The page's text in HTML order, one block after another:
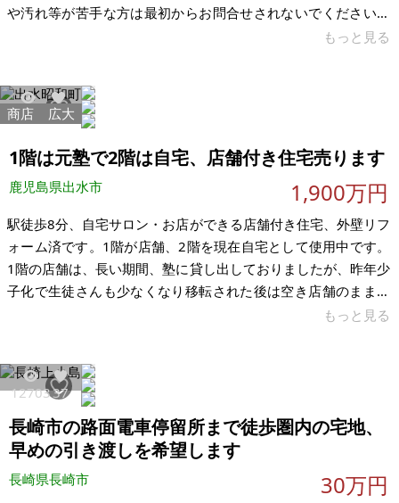
や汚れ等が苦手な方は最初からお問合せされないでください。
一昨年まで使用していましたが現在空き家です。即時、現状で
物込みで下記価格で投げ売りしますので建物は「おまけ」とお
考えください。内見の立会はできませんので、各自で現地内見
をお願い致します。 【物件概要】※古屋付土地 場所：長崎県佐
世保市若葉町 土地：155.0
もっと見る
3083 12
商店 広大
1階は元塾で2階は自宅、店舗付き住宅売ります
鹿児島県出水市 1,900万円
駅徒歩8分、自宅サロン・お店ができる店舗付き住宅、外壁リフ
ォーム済です。1階が店舗、2階を現在自宅として使用中です。
1階の店舗は、長い期間、塾に貸し出しておりましたが、昨年少
子化で生徒さんも少なくなり移転された後は空き店舗のままで
す。自宅も今後は他県へ転出予定ですので、1棟まるごとお譲り
物は築36年ですが、外壁はR5年9月にリフォーム済。198.34㎡
の2階建てです。自宅サロンを始めたい方、家賃を抑えて開業し
たい方、地方でゆったり仕事をしたい方、そんな方にぴったり
の物件です。引
もっと見る
1270337
長崎市の路面電車停留所まで徒歩圏内の宅地、
早めの引き渡しを希望します
長崎県長崎市 30万円